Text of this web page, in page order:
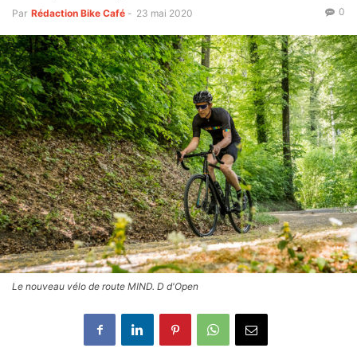
Par Rédaction Bike Café - 23 mai 2020 0
Le nouveau vélo de route MIND. D d'Open